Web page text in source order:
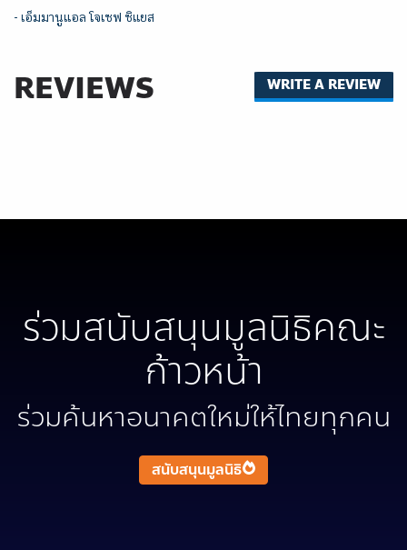
- เอ็มมานูแอล โจเซฟ ซิแยส
REVIEWS WRITE A REVIEW
ร่วมสนับสนุนมูลนิธิคณะ
ก้าวหน้า
ร่วมค้นหาอนาคตใหม่ให้ไทยทุกคน
สนับสนุนมูลนิธิ